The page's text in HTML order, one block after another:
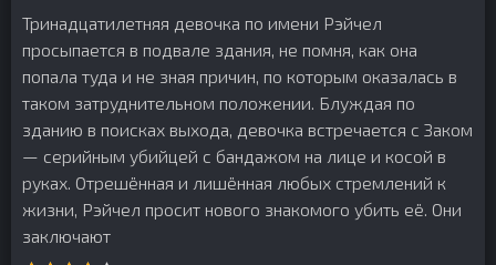
Тринадцатилетняя девочка по имени Рэйчел
просыпается в подвале здания, не помня, как она
попала туда и не зная причин, по которым оказалась в
таком затруднительном положении. Блуждая по
зданию в поисках выхода, девочка встречается с Заком
— серийным убийцей с бандажом на лице и косой в
руках. Отрешённая и лишённая любых стремлений к
жизни, Рэйчел просит нового знакомого убить её. Они
заключают